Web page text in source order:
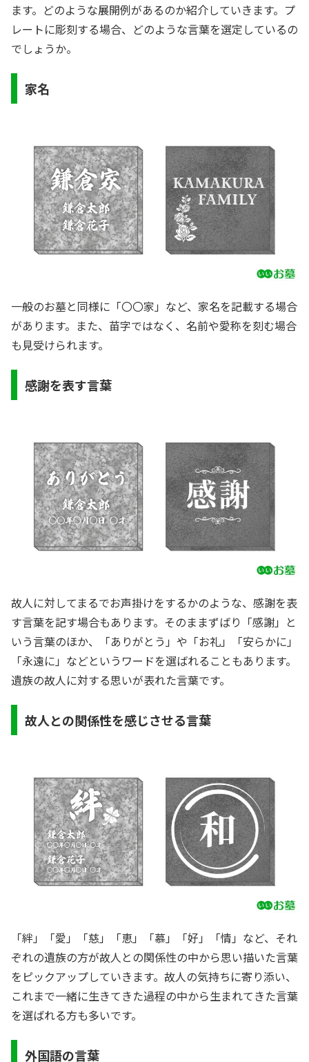
ます。どのような展開例があるのか紹介していきます。プ
レートに彫刻する場合、どのような言葉を選定しているの
でしょうか。
家名
一般のお墓と同様に「〇〇家」など、家名を記載する場合
があります。また、苗字ではなく、名前や愛称を刻む場合
も見受けられます。
感謝を表す言葉
故人に対してまるでお声掛けをするかのような、感謝を表
す言葉を記す場合もあります。そのままずばり「感謝」と
いう言葉のほか、「ありがとう」や「お礼」「安らかに」
「永遠に」などというワードを選ばれることもあります。
遺族の故人に対する思いが表れた言葉です。
故人との関係性を感じさせる言葉
「絆」「愛」「慈」「恵」「慕」「好」「情」など、それ
ぞれの遺族の方が故人との関係性の中から思い描いた言葉
をピックアップしていきます。故人の気持ちに寄り添い、
これまで一緒に生きてきた過程の中から生まれてきた言葉
を選ばれる方も多いです。
外国語の言葉